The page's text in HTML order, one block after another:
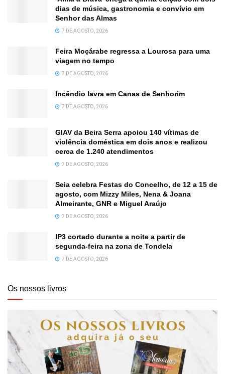
dias de música, gastronomia e convívio em
Senhor das Almas
7 DE AGOSTO, 2026
Feira Moçárabe regressa a Lourosa para uma
viagem no tempo
7 DE AGOSTO, 2026
Incêndio lavra em Canas de Senhorim
7 DE AGOSTO, 2026
GIAV da Beira Serra apoiou 140 vítimas de
violência doméstica em dois anos e realizou
cerca de 1.240 atendimentos
7 DE AGOSTO, 2026
Seia celebra Festas do Concelho, de 12 a 15 de
agosto, com Mizzy Miles, Nena & Joana
Almeirante, GNR e Miguel Araújo
7 DE AGOSTO, 2026
IP3 cortado durante a noite a partir de
segunda-feira na zona de Tondela
7 DE AGOSTO, 2026
Os nossos livros